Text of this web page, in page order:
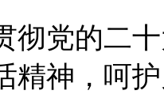
彻党的二
精神，呵